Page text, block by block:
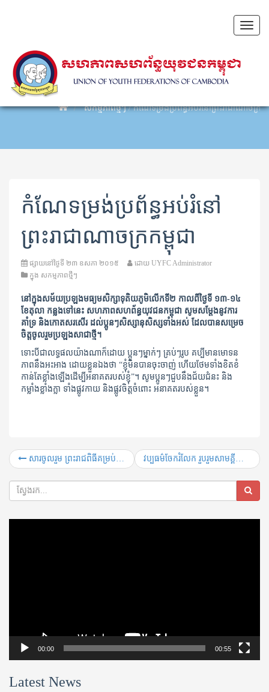
Toggle
សកម្មភាពថ្មីៗ /កំណែទម្រង់ប្រព័ន្ធអប់រំនៅព្រះរាជាណាចក្រកម្
កំណែទម្រង់ប្រព័ន្ធអប់រំនៅ
ព្រះរាជាណាចក្រកម្ពុជា
ផ្សាយនៅថ្ងៃទី ២៣ ឧសភា ២០១៥ ដោយ UYFC Administrator
ក្នុង សកម្មភាពថ្មីៗ
នៅក្នុងសម័យប្រឡងមធ្យមសិក្សាទុតិយភូមិលើកទី២ កាលពីថ្ងៃទី ១៣-១៤
ខែតុលា កន្លងទៅនេះ សហភាពសហព័ន្ធយុវជនកម្ពុជា សូមសម្តែងនូវការ
គាំទ្រ និងកោតសរសើរ ដល់ប្អូនៗសិស្សានុសិស្សទាំងអស់ ដែលបានសម្រេច
ចិត្តចូលរួមប្រឡងសាជាថ្មី។
ទោះបីជាលទ្ធផលយ៉ាងណាក៏ដោយ ប្អូនៗម្នាក់ៗ គ្រប់ៗរូប គប្បីមានមោទន
ភាពនឹងអះអាង ដោយខ្លួនឯងថា “ខ្ញុំមិនបានចុះចាញ់ ហើយថែមទាំងខិតខំ
កាន់តែខ្លាំងឡើងដើម្បីអនាគតរបស់ខ្ញុំ”។ សូមប្អូនៗជួបនឹងជ័យជំនះ និង
កម្លាំងខ្លាំងក្លា ទាំងផ្លូវកាយ និងផ្លូវចិត្តចំពោះ អនាគតរបស់ខ្លួន។
សារចូលរួម ព្រះរាជពិធីគម្រប់ខួប ២ឆ្នាំ នៃការយាងចូលទីវង្គតរបស់ ព្រះបរមរតនកោដ្ឋ ព្រះករុណា ព្រះបាទសម្តេចព្រះនរោត្តមសីហនុ វប្បធម៌ចែករំលែក រួបរួមសាមគ្គីគ្នា
00:00 00:55
Latest News